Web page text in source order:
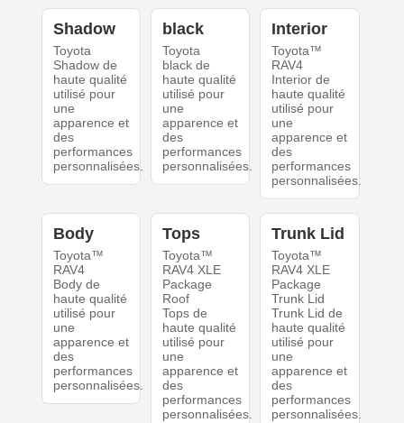
Shadow
Toyota
Shadow de
haute qualité
utilisé pour
une
apparence et
des
performances
personnalisées.
black
Toyota
black de
haute qualité
utilisé pour
une
apparence et
des
performances
personnalisées.
Interior
Toyota™
RAV4
Interior de
haute qualité
utilisé pour
une
apparence et
des
performances
personnalisées.
Body
Toyota™
RAV4
Body de
haute qualité
utilisé pour
une
apparence et
des
performances
personnalisées.
Tops
Toyota™
RAV4 XLE
Package
Roof
Tops de
haute qualité
utilisé pour
une
apparence et
des
performances
personnalisées.
Trunk Lid
Toyota™
RAV4 XLE
Package
Trunk Lid
Trunk Lid de
haute qualité
utilisé pour
une
apparence et
des
performances
personnalisées.